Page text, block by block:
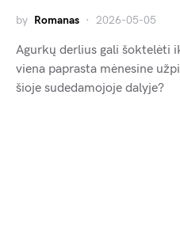
by Romanas 2026-05-05
Agurkų derlius gali šoktelėti
viena paprasta mėnesine
šioje sudedamojoje dalyje?